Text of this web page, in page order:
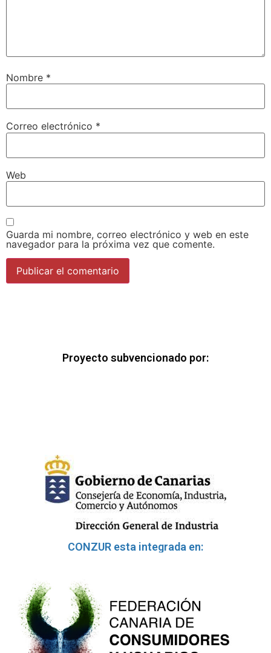
Nombre *
Correo electrónico *
Web
Guarda mi nombre, correo electrónico y web en este
navegador para la próxima vez que comente.
Proyecto subvencionado por:
CONZUR esta integrada en: